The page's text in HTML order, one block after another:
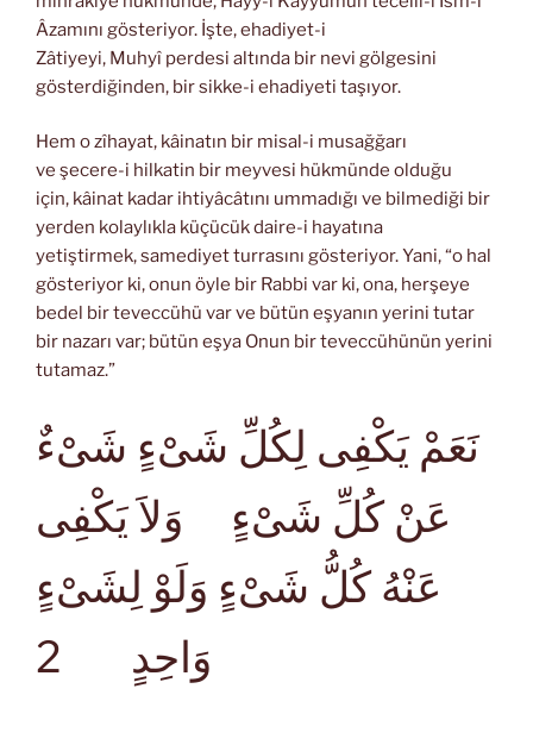
Âzamını gösteriyor. İşte, ehadiyet-i
Zâtiyeyi, Muhyî perdesi altında bir nevi gölgesini
gösterdiğinden, bir sikke-i ehadiyeti taşıyor.
Hem o zîhayat, kâinatın bir misal-i musağğarı
ve şecere-i hilkatin bir meyvesi hükmünde olduğu
için, kâinat kadar ihtiyâcâtını ummadığı ve bilmediği bir
yerden kolaylıkla küçücük daire-i hayatına
yetiştirmek, samediyet turrasını gösteriyor. Yani, “o hal
gösteriyor ki, onun öyle bir Rabbi var ki, ona, herşeye
bedel bir teveccühü var ve bütün eşyanın yerini tutar
bir nazarı var; bütün eşya Onun bir teveccühünün yerini
tutamaz.”
نَعَمْ يَكْفِى لِكُلِّ شَىْءٍ شَىْءٌ
عَنْ كُلِّ شَىْءٍ وَلاَ يَكْفِى
عَنْهُ كُلُّ شَىْءٍ وَلَوْ لِشَىْءٍ
وَاحِدٍ
2